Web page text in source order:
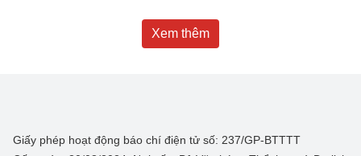
Xem thêm
Giấy phép hoạt động báo chí điện tử số: 237/GP-BTTTT